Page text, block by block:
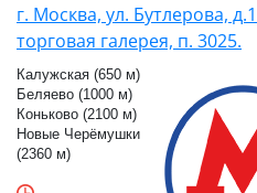
г. Москва, ул. Бутлерова,
торговая галерея, п. 3025.
Калужская (650 м)
Беляево (1000 м)
Коньково (2100 м)
Новые Черёмушки
(2360 м)